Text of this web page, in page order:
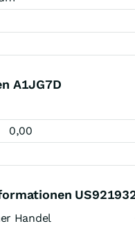
A1JG7D
0,00
Handel